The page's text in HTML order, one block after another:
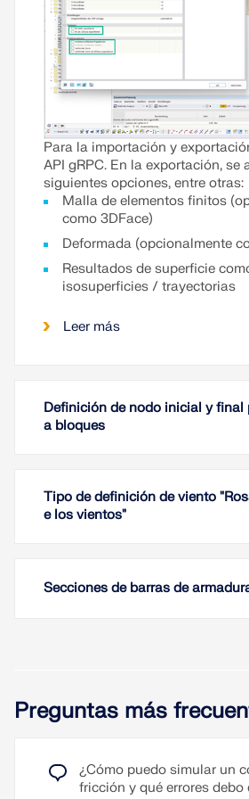
Para la importación y
API gRPC. En la exportación, se
siguientes opciones, entre otras:
Malla de elementos finitos
como 3DFace)
Deformada (opcionalmente
Resultados de superficie
isosuperficies / trayectorias
Leer más
Definición de nodo inicial y final
a bloques
Al insertar bloques, además del
'Punto de inserción', tiene la
Esto le permite un
intuitivo de los bloques,
Tipo de definición de viento
e los vientos"
El tipo de definición de viento
Secciones de barras de
Preguntas más
¿Cómo puedo simular un
fricción y qué errores debo